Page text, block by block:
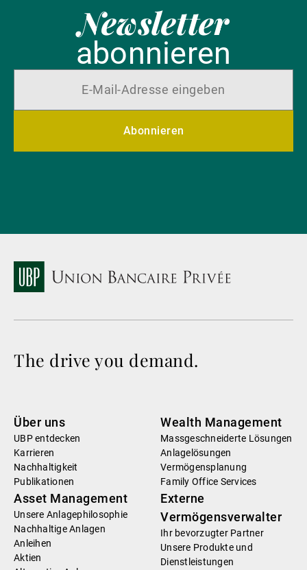
Newsletter
abonnieren
Abonnieren
The drive you demand.
Über uns
UBP entdecken
Karrieren
Nachhaltigkeit
Publikationen
Wealth Management
Massgeschneiderte Lösungen
Anlagelösungen
Vermögensplanung
Family Office Services
Asset Management
Unsere Anlagephilosophie
Nachhaltige Anlagen
Anleihen
Aktien
Externe
Vermögensverwalter
Ihr bevorzugter Partner
Unsere Produkte und
Dienstleistungen